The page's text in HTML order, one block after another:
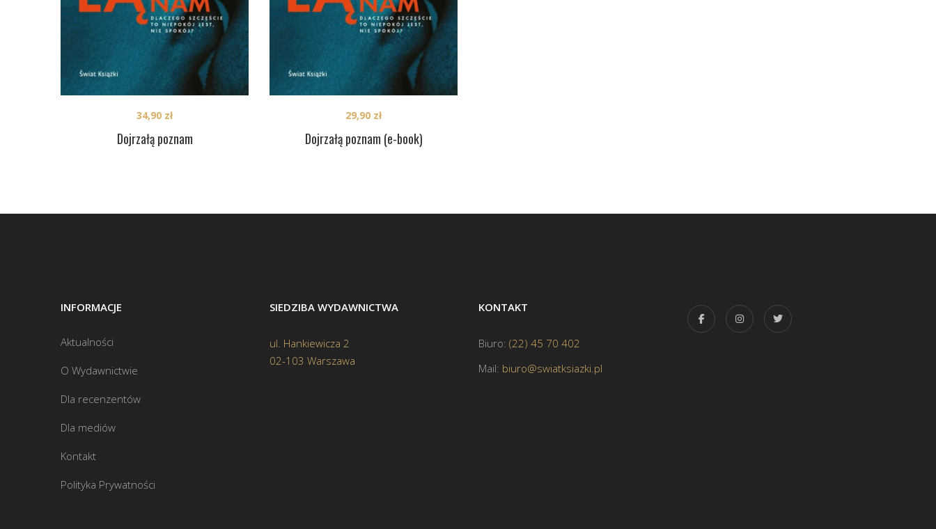
Dojrzałą poznam
34,90 zł
Dojrzałą poznam (e-book)
29,90 zł
INFORMACJE
Aktualności
O Wydawnictwie
Dla recenzentów
Dla mediów
Kontakt
Polityka Prywatności
SIEDZIBA WYDAWNICTWA
ul. Hankiewicza 2
02-103 Warszawa
KONTAKT
Biuro: (22) 45 70 402
Mail: biuro@swiatksiazki.pl